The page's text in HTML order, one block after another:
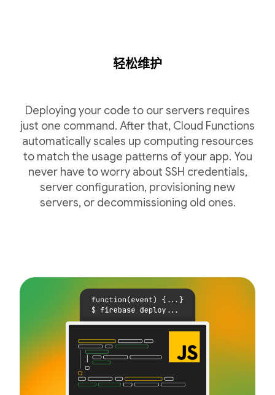
轻松维护
Deploying your code to our servers requires
just one command. After that, Cloud Functions
automatically scales up computing resources
to match the usage patterns of your app. You
never have to worry about SSH credentials,
server configuration, provisioning new
servers, or decommissioning old ones.